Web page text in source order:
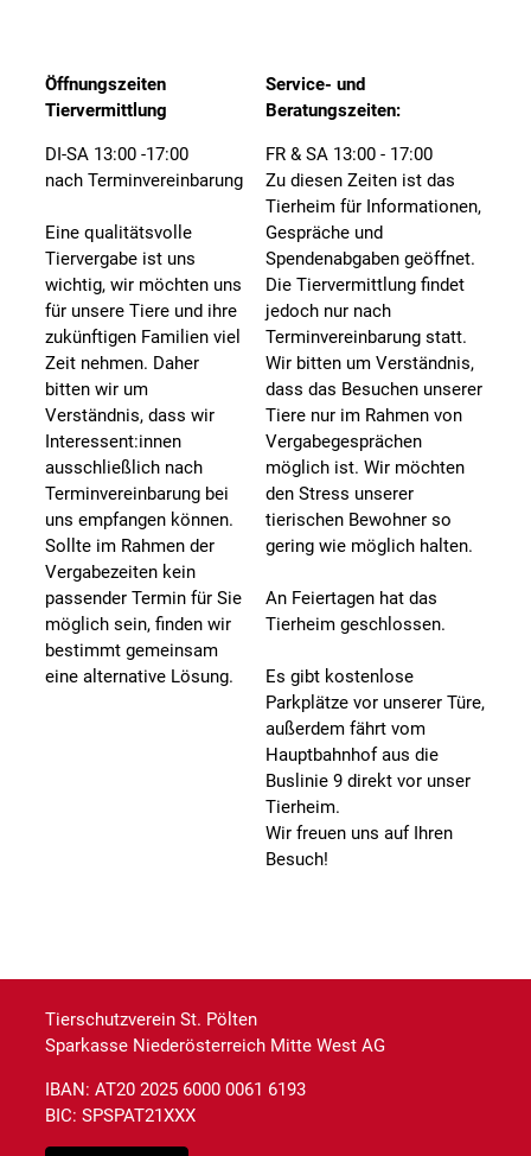
Öffnungszeiten
Tiervermittlung
DI-SA 13:00 -17:00
nach Terminvereinbarung
Eine qualitätsvolle
Tiervergabe ist uns
wichtig, wir möchten uns
für unsere Tiere und ihre
zukünftigen Familien viel
Zeit nehmen. Daher
bitten wir um
Verständnis, dass wir
Interessent:innen
ausschließlich nach
Terminvereinbarung bei
uns empfangen können.
Sollte im Rahmen der
Vergabezeiten kein
passender Termin für Sie
möglich sein, finden wir
bestimmt gemeinsam
eine alternative Lösung.
Service- und
Beratungszeiten:
FR & SA 13:00 - 17:00
Zu diesen Zeiten ist das
Tierheim für Informationen,
Gespräche und
Spendenabgaben geöffnet.
Die Tiervermittlung findet
jedoch nur nach
Terminvereinbarung statt.
Wir bitten um Verständnis,
dass das Besuchen unserer
Tiere nur im Rahmen von
Vergabegesprächen
möglich ist. Wir möchten
den Stress unserer
tierischen Bewohner so
gering wie möglich halten.
An Feiertagen hat das
Tierheim geschlossen.
Es gibt kostenlose
Parkplätze vor unserer Türe,
außerdem fährt vom
Hauptbahnhof aus die
Buslinie 9 direkt vor unser
Tierheim.
Wir freuen uns auf Ihren
Besuch!
Tierschutzverein St. Pölten
Sparkasse Niederösterreich Mitte West AG
IBAN: AT20 2025 6000 0061 6193
BIC: SPSPAT21XXX